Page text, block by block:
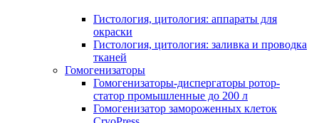
Гистология, цитология: аппараты для
окраски
Гистология, цитология: заливка и проводка
тканей
Гомогенизаторы
Гомогенизаторы-диспергаторы ротор-
статор промышленные до 200 л
Гомогенизатор замороженных клеток